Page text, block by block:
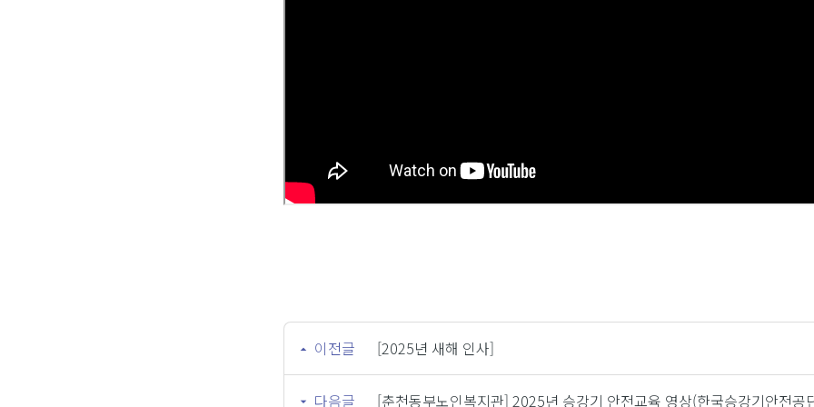
이전글 [2025년 새해 인사]
다음글 [춘천동부노인복지관] 2025년 승강기 안전교육 영상(한국승강기안전공